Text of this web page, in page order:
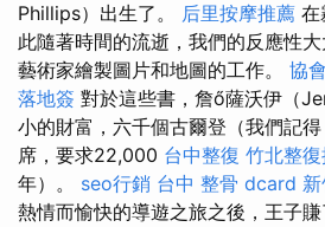
Phillips）出生了。 后里按摩推薦 在
此隨著時間的流逝，我們的反應性
藝術家繪製圖片和地圖的工作。 協
落地簽 對於這些書，詹ő薩沃伊（
小的財富，六千個古爾登（我們記
席，要求22,000 台中整復 竹北整
年）。 seo行銷 台中 整骨 dcard
熱情而愉快的導遊之旅之後，王子